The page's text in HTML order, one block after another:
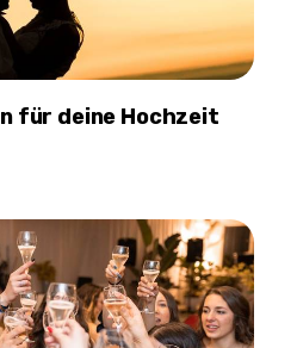
für deine Hochzeit